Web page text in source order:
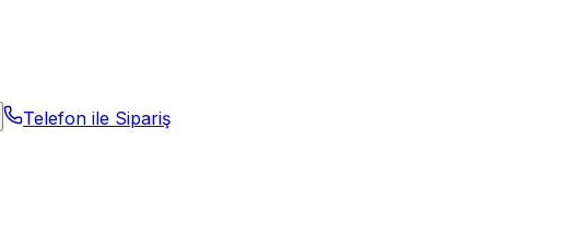
Telefon ile Sipariş